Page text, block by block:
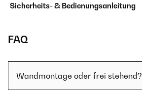
Sicherheits- & Bedienungsanleitung
FAQ
Wandmontage oder frei stehend?